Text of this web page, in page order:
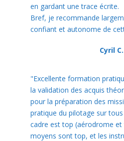
en gardant une trace écrite.
Bref, je recommande
confiant et autonome de
Cyril C.
"Excellente formation
la validation des acquis
pour la préparation des
pratique du pilotage sur
cadre est top (aérodrome et
moyens sont top, et les